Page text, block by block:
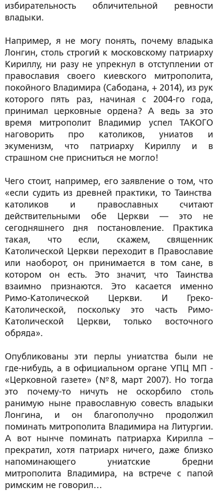
избирательность обличительной ревности
владыки.
Например, я не могу понять, почему владыка
Лонгин, столь строгий к московскому патриарху
Кириллу, ни разу не упрекнул в отступлении от
православия своего киевского митрополита,
покойного Владимира (Сабодана, + 2014), из рук
которого пять раз, начиная с 2004-го года,
принимал церковные ордена? А ведь за это
время митрополит Владимир успел ТАКОГО
наговорить про католиков, униатов и
экуменизм, что патриарху Кириллу и в
страшном сне присниться не могло!
Чего стоит, например, его заявление о том, что
«если судить из древней практики, то Таинства
католиков и православных считают
действительными обе Церкви — это не
сегодняшнего дня постановление. Практика
такая, что если, скажем, священник
Католической Церкви переходит в Православие
или наоборот, он принимается в том сане, в
котором он есть. Это значит, что Таинства
взаимно признаются. Это касается именно
Римо-Католической Церкви. И Греко-
Католической, поскольку это часть Римо-
Католической Церкви, только восточного
обряда».
Опубликованы эти перлы униатства были не
где-нибудь, а в официальном органе УПЦ МП -
«Церковной газете» (№8, март 2007). Но тогда
это почему-то ничуть не оскорбило столь
ранимую ныне православную совесть владыки
Лонгина, и он благополучно продолжил
поминать митрополита Владимира на Литургии.
А вот нынче поминать патриарха Кирилла –
прекратил, хотя патриарх ничего, даже близко
напоминающего униатские бредни
митрополита Владимира, на встрече с папой
римским не говорил…